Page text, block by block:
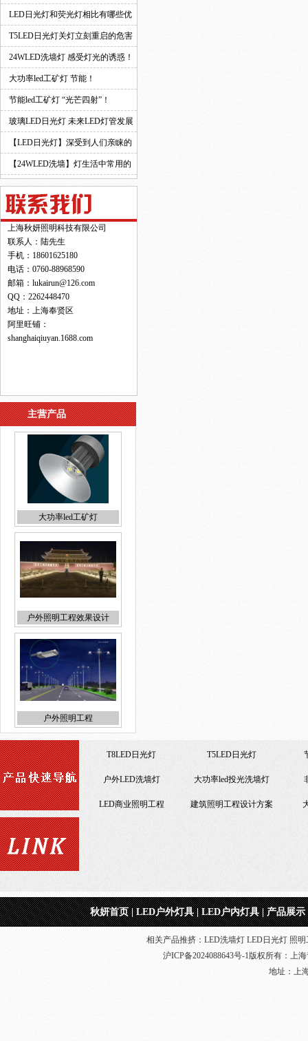
更长？
LED日光灯和荧光灯相比有哪些优
势？
T5LED日光灯关灯立刻重启的危害
有多大？
24WLED洗墙灯 感受灯光的诱惑！
大功率led工矿灯 节能！
节能led工矿灯 “光芒四射”！
玻璃LED日光灯 未来LED灯管发展
的新趋势！
【LED日光灯】深受到人们亲睐的
原因！
【24WLED洗墙】灯生活中常用的
灯具之一！
上海秋妍照明科技有限公司
联系人：陆先生
手机：18601625180
电话：0760-88968590
邮箱：lukairun@126.com
QQ：2262448470
地址：上海奉贤区
阿里旺铺：
shanghaiqiuyan.1688.com
主营产品
户外照明工程效果设计
户外照明工程
便宜LED工矿灯
节能改造LED照明工程
室内照明工程
小功率LED洗墙灯 户外LED洗墙灯
led照明景观工程 LED商业照明工程 建
便宜LED工矿灯 节能改造LED照明工程
秋妍首页|LED户外灯具|LED户内灯具|产品展示
相关产品推挤：LED洗墙灯 LED日光灯 照
沪ICP备2024088643号-1版权所有： 上
地址：上